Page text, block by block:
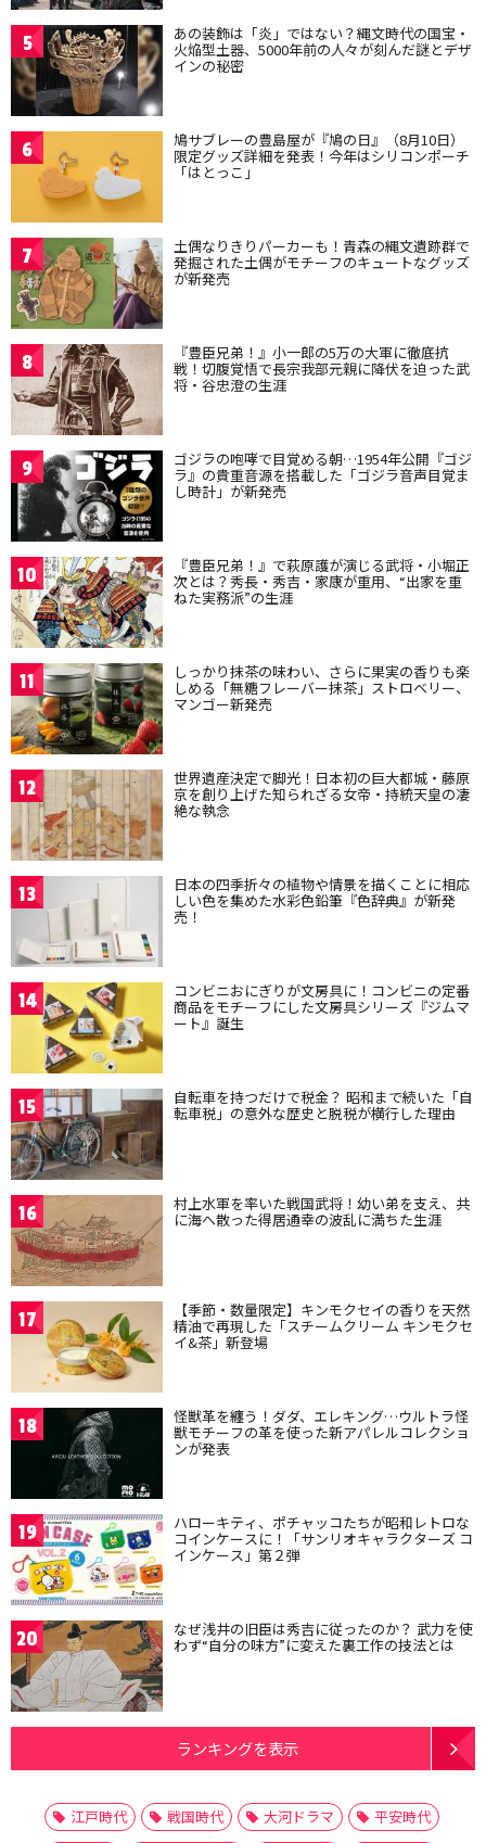
5 あの装飾は「炎」ではない？縄文時代の国宝・
火焔型土器、5000年前の人々が刻んだ謎とデザ
インの秘密
6 鳩サブレーの豊島屋が『鳩の日』（8月10日）
限定グッズ詳細を発表！今年はシリコンポーチ
「はとっこ」
7 土偶なりきりパーカーも！青森の縄文遺跡群で
発掘された土偶がモチーフのキュートなグッズ
が新発売
8 『豊臣兄弟！』小一郎の5万の大軍に徹底抗
戦！切腹覚悟で長宗我部元親に降伏を迫った武
将・谷忠澄の生涯
9 ゴジラの咆哮で目覚める朝…1954年公開『ゴジ
ラ』の貴重音源を搭載した「ゴジラ音声目覚ま
し時計」が新発売
10 『豊臣兄弟！』で萩原護が演じる武将・小堀正
次とは？秀長・秀吉・家康が重用、“出家を重
ねた実務派”の生涯
11 しっかり抹茶の味わい、さらに果実の香りも楽
しめる「無糖フレーバー抹茶」ストロベリー、
マンゴー新発売
12 世界遺産決定で脚光！日本初の巨大都城・藤原
京を創り上げた知られざる女帝・持統天皇の凄
絶な執念
13 日本の四季折々の植物や情景を描くことに相応
しい色を集めた水彩色鉛筆『色辞典』が新発
売！
14 コンビニおにぎりが文房具に！コンビニの定番
商品をモチーフにした文房具シリーズ『ジムマ
ート』誕生
15 自転車を持つだけで税金？ 昭和まで続いた「自
転車税」の意外な歴史と脱税が横行した理由
16 村上水軍を率いた戦国武将！幼い弟を支え、共
に海へ散った得居通幸の波乱に満ちた生涯
17 【季節・数量限定】キンモクセイの香りを天然
精油で再現した「スチームクリーム キンモクセ
イ&茶」新登場
18 怪獣革を纏う！ダダ、エレキング…ウルトラ怪
獣モチーフの革を使った新アパレルコレクショ
ンが発表
19 ハローキティ、ポチャッコたちが昭和レトロな
コインケースに！「サンリオキャラクターズ コ
インケース」第２弾
20 なぜ浅井の旧臣は秀吉に従ったのか？ 武力を使
わず“自分の味方”に変えた裏工作の技法とは
ランキングを表示
江戸時代 戦国時代 大河ドラマ
平安時代